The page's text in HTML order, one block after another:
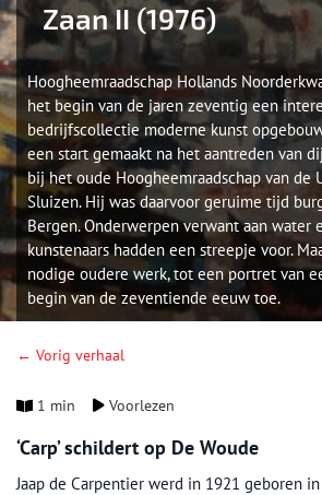
Zaan II (1976)
Hoogheemraadschap Hollands
het begin van de jaren zeventig een
bedrijfscollectie moderne kunst
een start gemaakt na het aantreden van
bij het oude Hoogheemraadschap van de
Sluizen. Hij was daarvoor geruime tijd
Bergen. Onderwerpen verwant aan water
kunstenaars hadden een streepje voor.
nodige oudere werk, tot een portret van
begin van de zeventiende eeuw toe.
← Vorig verhaal
1 min Voorlezen
‘Carp’ schildert op De Woude
Jaap de Carpentier werd in 1921 geboren in